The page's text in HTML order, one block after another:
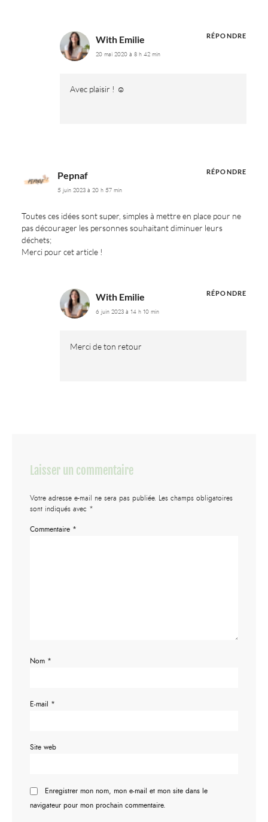
With Emilie
20 mai 2020 à 8 h 42 min
Avec plaisir ! ☺️
RÉPONDRE
Pepnaf
5 juin 2023 à 20 h 57 min
Toutes ces idées sont super, simples à mettre en place pour ne
pas décourager les personnes souhaitant diminuer leurs
déchets;
Merci pour cet article !
RÉPONDRE
With Emilie
6 juin 2023 à 14 h 10 min
Merci de ton retour
RÉPONDRE
Laisser un commentaire
Votre adresse e-mail ne sera pas publiée. Les champs obligatoires
sont indiqués avec *
Commentaire *
Nom *
E-mail *
Site web
Enregistrer mon nom, mon e-mail et mon site dans le
navigateur pour mon prochain commentaire.